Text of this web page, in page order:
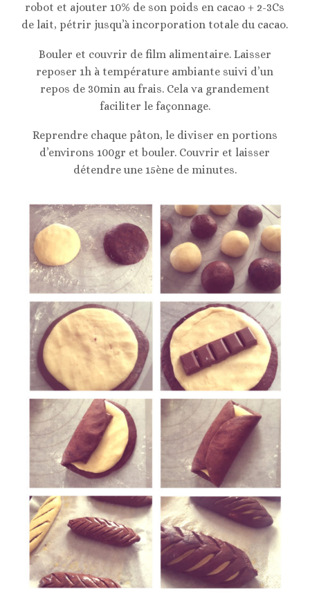
robot et ajouter 10% de son poids en cacao + 2-3Cs
de lait, pétrir jusqu’à incorporation totale du cacao.
Bouler et couvrir de film alimentaire. Laisser
reposer 1h à température ambiante suivi d’un
repos de 30min au frais. Cela va grandement
faciliter le façonnage.
Reprendre chaque pâton, le diviser en portions
d’environs 100gr et bouler. Couvrir et laisser
détendre une 15ène de minutes.